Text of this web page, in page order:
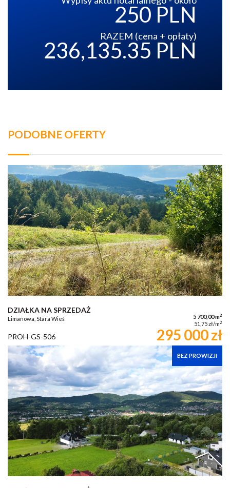
250 PLN
RAZEM (cena + opłaty)
236,135.35 PLN
PODOBNE OFERTY
DZIAŁKA NA SPRZEDAŻ
Limanowa, Stara Wieś 5 700,00 m2
51,75 zł/m2
PROH-GS-506 295 000 zł
BEZ PROWIZJI